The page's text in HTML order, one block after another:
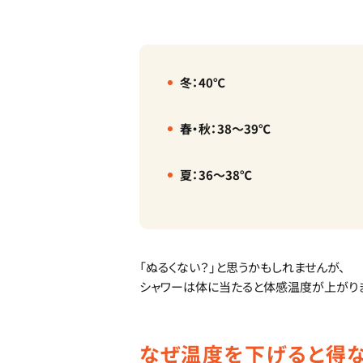
冬：40℃
春・秋：38〜39℃
夏：36〜38℃
「ぬるくない？」と思うかもしれませんが、
シャワーは体に当たると体感温度が上がり
なぜ温度を下げると得